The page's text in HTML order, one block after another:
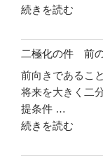
"二
化
の
件
自
信
を
続きを読む
二極化の件 前
前向きであるこ
将来を大きく二
提条件 …
"二
続きを読む